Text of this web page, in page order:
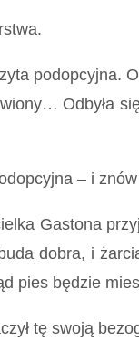
Odbyła
– i znów
dobra, i
pies będzie
swoją